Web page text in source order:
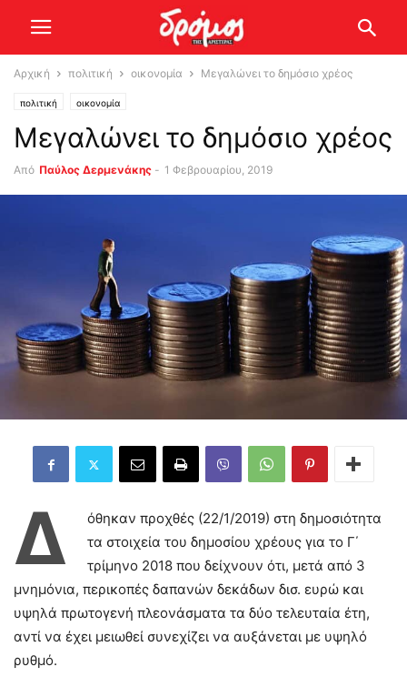
Αρχική πολιτική οικονομία Μεγαλώνει το δημόσιο χρέος
πολιτική οικονομία
Μεγαλώνει το δημόσιο χρέος
Από Παύλος Δερμενάκης - 1 Φεβρουαρίου, 2019
Δ
όθηκαν προχθές (22/1/2019) στη δημοσιότητα
τα στοιχεία του δημοσίου χρέους για το Γ΄
τρίμηνο 2018 που δείχνουν ότι, μετά από 3
μνημόνια, περικοπές δαπανών δεκάδων δισ. ευρώ και
υψηλά πρωτογενή πλεονάσματα τα δύο τελευταία έτη,
αντί να έχει μειωθεί συνεχίζει να αυξάνεται με υψηλό
ρυθμό.